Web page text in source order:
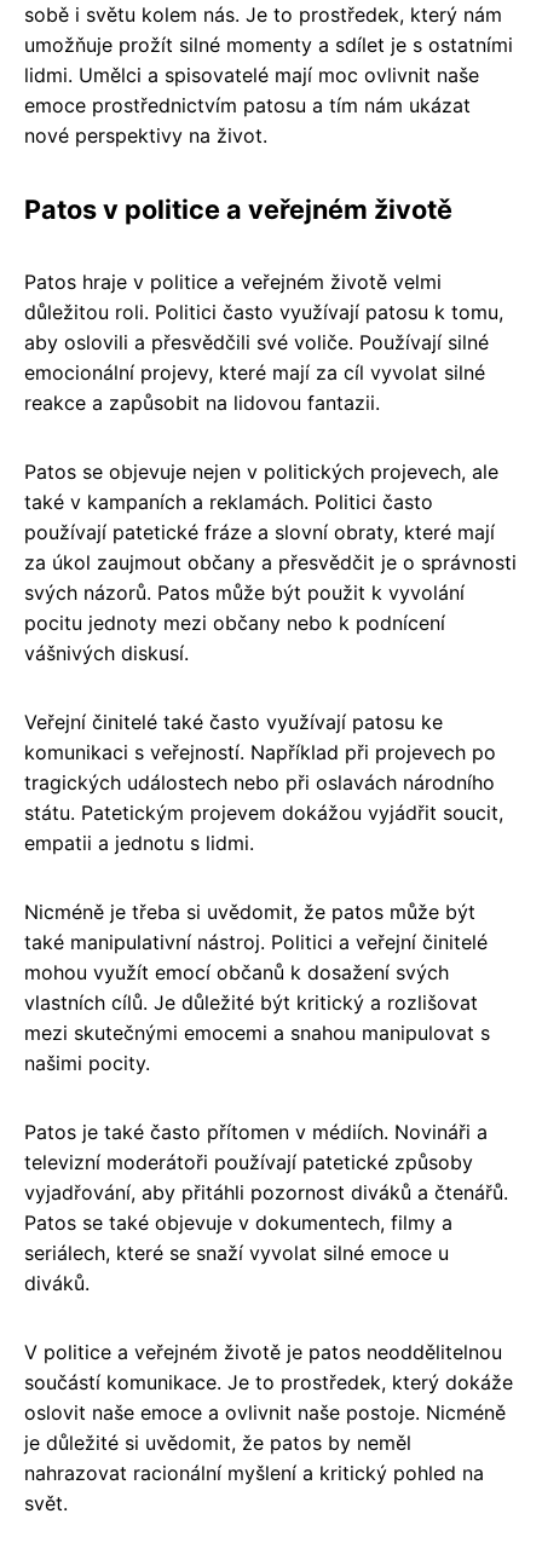
sobě i světu kolem nás. Je to prostředek, který nám
umožňuje prožít silné momenty a sdílet je s ostatními
lidmi. Umělci a spisovatelé mají moc ovlivnit naše
emoce prostřednictvím patosu a tím nám ukázat
nové perspektivy na život.
Patos v politice a veřejném životě
Patos hraje v politice a veřejném životě velmi
důležitou roli. Politici často využívají patosu k tomu,
aby oslovili a přesvědčili své voliče. Používají silné
emocionální projevy, které mají za cíl vyvolat silné
reakce a zapůsobit na lidovou fantazii.
Patos se objevuje nejen v politických projevech, ale
také v kampaních a reklamách. Politici často
používají patetické fráze a slovní obraty, které mají
za úkol zaujmout občany a přesvědčit je o správnosti
svých názorů. Patos může být použit k vyvolání
pocitu jednoty mezi občany nebo k podnícení
vášnivých diskusí.
Veřejní činitelé také často využívají patosu ke
komunikaci s veřejností. Například při projevech po
tragických událostech nebo při oslavách národního
státu. Patetickým projevem dokážou vyjádřit soucit,
empatii a jednotu s lidmi.
Nicméně je třeba si uvědomit, že patos může být
také manipulativní nástroj. Politici a veřejní činitelé
mohou využít emocí občanů k dosažení svých
vlastních cílů. Je důležité být kritický a rozlišovat
mezi skutečnými emocemi a snahou manipulovat s
našimi pocity.
Patos je také často přítomen v médiích. Novináři a
televizní moderátoři používají patetické způsoby
vyjadřování, aby přitáhli pozornost diváků a čtenářů.
Patos se také objevuje v dokumentech, filmy a
seriálech, které se snaží vyvolat silné emoce u
diváků.
V politice a veřejném životě je patos neoddělitelnou
součástí komunikace. Je to prostředek, který dokáže
oslovit naše emoce a ovlivnit naše postoje. Nicméně
je důležité si uvědomit, že patos by neměl
nahrazovat racionální myšlení a kritický pohled na
svět.